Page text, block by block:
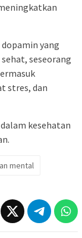
yang
seseorang
stres, dan
kesehatan
mental